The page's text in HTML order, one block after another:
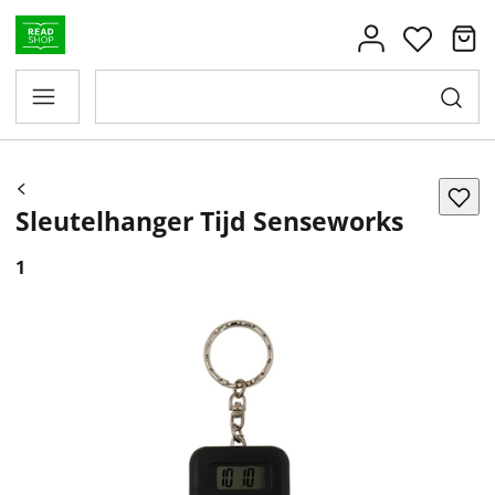
Sleutelhanger Tijd Senseworks
1